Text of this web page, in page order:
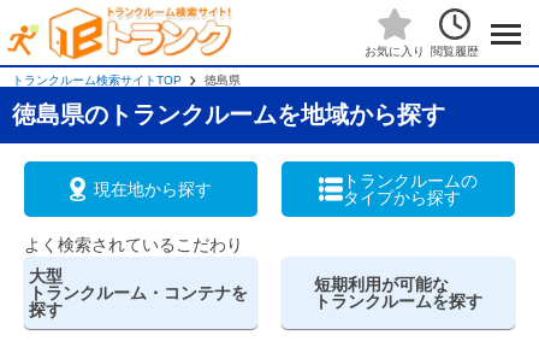
お気に入り 閲覧履歴
トランクルーム検索サイトTOP 徳島県
徳島県のトランクルームを地域から探す
現在地から探す
トランクルームの
タイプから探す
よく検索されているこだわり
大型
トランクルーム・コンテナを
探す
短期利用が可能な
トランクルームを探す